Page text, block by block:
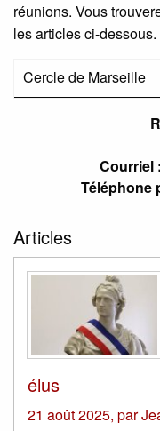
réunions. Vous
les articles ci-dessous.
Cercle de Marseille
Courriel :
Téléphone
Articles
élus
21 août 2025, par